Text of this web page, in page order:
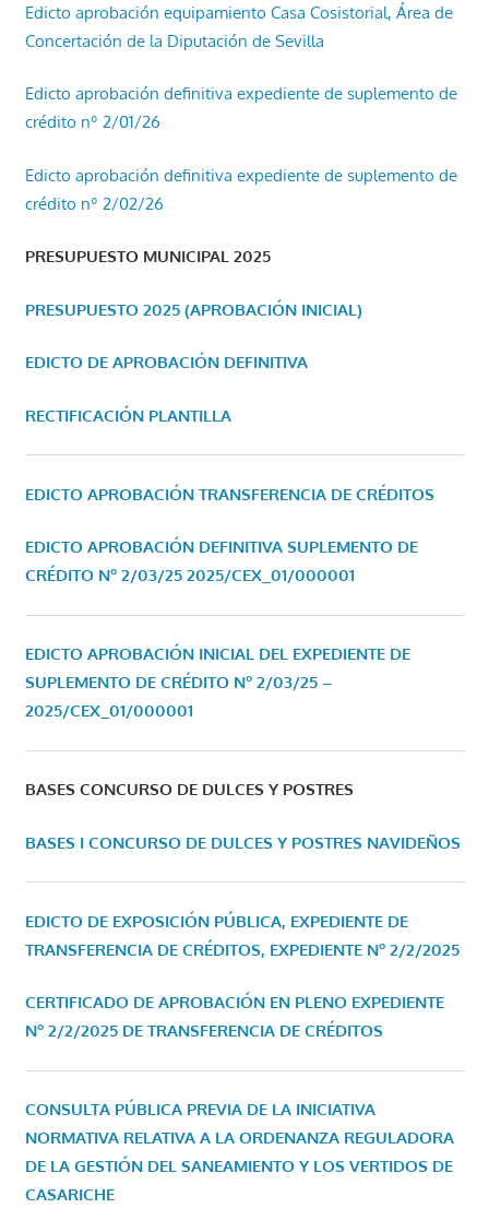
Edicto aprobación equipamiento Casa Cosistorial, Área de
Concertación de la Diputación de Sevilla
Edicto aprobación definitiva expediente de suplemento de
crédito nº 2/01/26
Edicto aprobación definitiva expediente de suplemento de
crédito nº 2/02/26
PRESUPUESTO MUNICIPAL 2025
PRESUPUESTO 2025 (APROBACIÓN INICIAL)
EDICTO DE APROBACIÓN DEFINITIVA
RECTIFICACIÓN PLANTILLA
EDICTO APROBACIÓN TRANSFERENCIA DE CRÉDITOS
EDICTO APROBACIÓN DEFINITIVA SUPLEMENTO DE
CRÉDITO Nº 2/03/25 2025/CEX_01/000001
EDICTO APROBACIÓN INICIAL DEL EXPEDIENTE DE
SUPLEMENTO DE CRÉDITO Nº 2/03/25 –
2025/CEX_01/000001
BASES CONCURSO DE DULCES Y POSTRES
BASES I CONCURSO DE DULCES Y POSTRES NAVIDEÑOS
EDICTO DE EXPOSICIÓN PÚBLICA, EXPEDIENTE DE
TRANSFERENCIA DE CRÉDITOS, EXPEDIENTE Nº 2/2/2025
CERTIFICADO DE APROBACIÓN EN PLENO EXPEDIENTE
Nº 2/2/2025 DE TRANSFERENCIA DE CRÉDITOS
CONSULTA PÚBLICA PREVIA DE LA INICIATIVA
NORMATIVA RELATIVA A LA ORDENANZA REGULADORA
DE LA GESTIÓN DEL SANEAMIENTO Y LOS VERTIDOS DE
CASARICHE